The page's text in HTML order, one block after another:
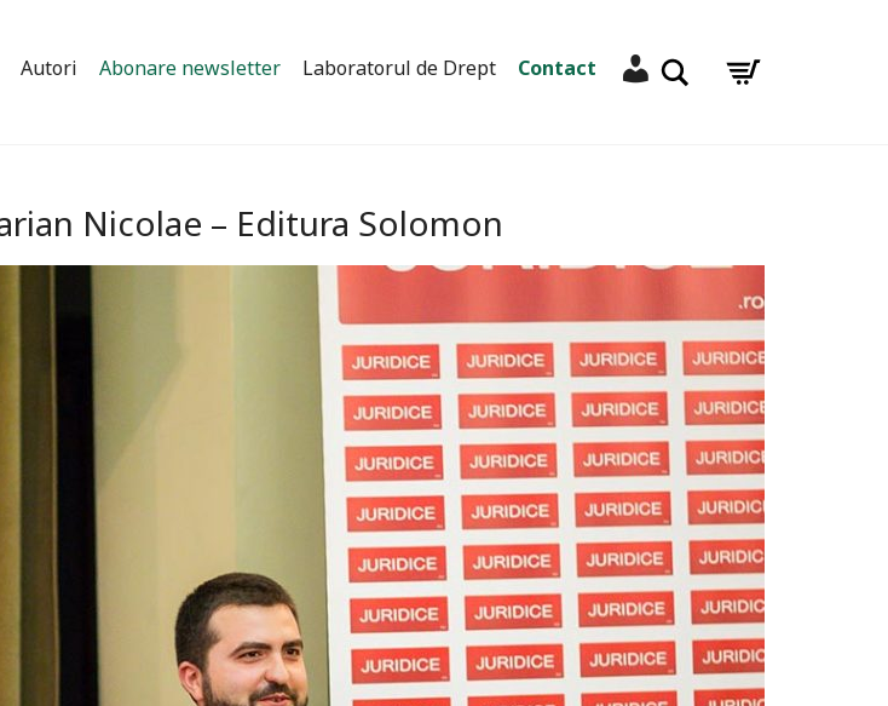
Autori Abonare newsletter Laboratorul de Drept Contact Contul meuCaută
Nicolae – Editura Solomon